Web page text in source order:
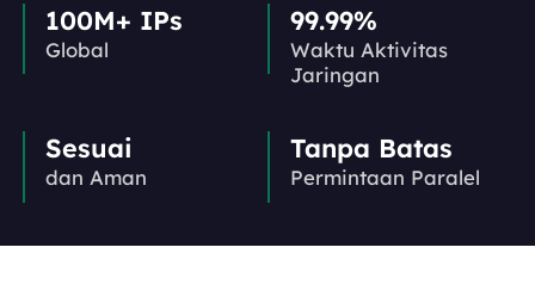
100M+ IPs
Global
99.99%
Waktu Aktivitas
Jaringan
Sesuai
dan Aman
Tanpa Batas
Permintaan Paralel